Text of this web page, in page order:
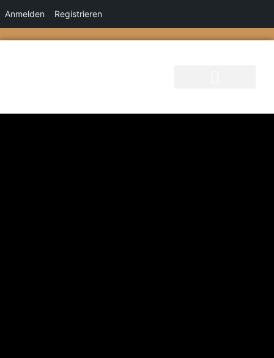
Anmelden Registrieren